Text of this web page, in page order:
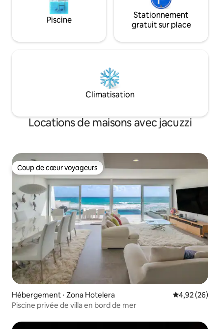
Piscine
Stationnement
gratuit sur place
Climatisation
Locations de maisons avec jacuzzi
Coup de cœur voyageurs
Coup de cœur voyageurs
Hébergement ⋅ Zona Hotelera Évaluation
4,92 (26)
Piscine privée de villa en bord de mer